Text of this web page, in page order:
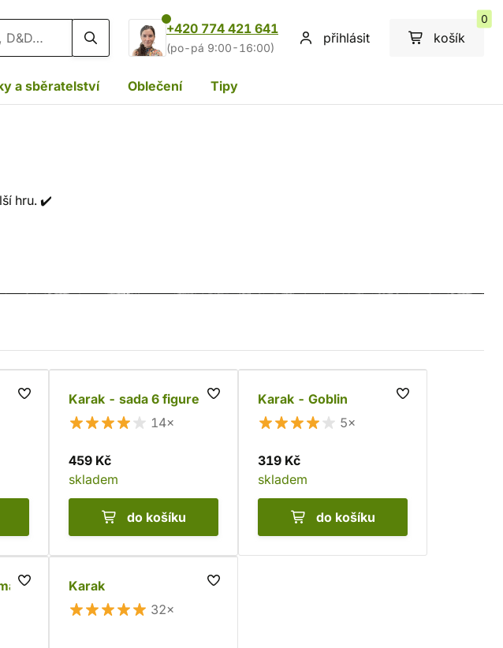
+420 774 421 641
(po-pá 9:00-16:00)
přihlásit košík
0
a sběratelství Oblečení Tipy
hru. ✔️
Karak - sada 6 figurek
14×
459 Kč
skladem
do košíku
Karak - Goblin
5×
319 Kč
skladem
do košíku
&
Karak
32×